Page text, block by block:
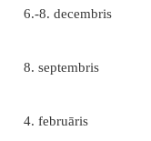
6.-8. decembris
8. septembris
4. februāris